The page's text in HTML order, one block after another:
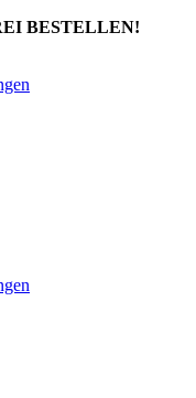
BESTELLEN!